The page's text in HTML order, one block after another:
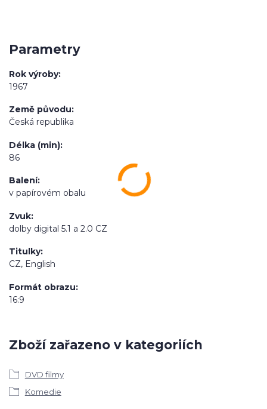
Parametry
Rok výroby
1967
Země původu
Česká republika
Délka (min)
86
Balení
v papírovém obalu
Zvuk
dolby digital 5.1 a 2.0 CZ
Titulky
CZ, English
Formát obrazu
16:9
Zboží zařazeno v kategoriích
DVD filmy
Komedie